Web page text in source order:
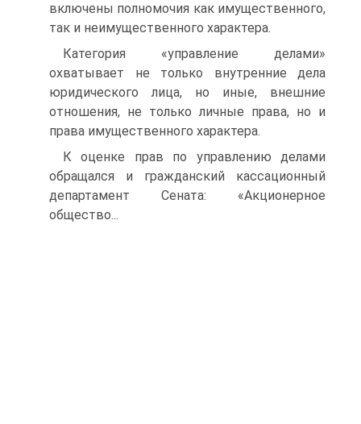
включены полномочия как имущественного,
так и неимущественного характера.
Категория «управление делами»
охватывает не только внутренние дела
юридического лица, но иные, внешние
отношения, не только личные права, но и
права имущественного характера.
К оценке прав по управлению делами
обращался и гражданский кассационный
департамент Сената: «Акционерное
общество...